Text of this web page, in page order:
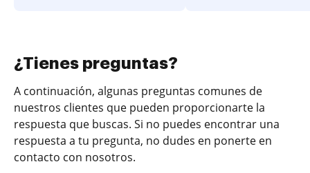
¿Tienes preguntas?
A continuación, algunas preguntas comunes de
nuestros clientes que pueden proporcionarte la
respuesta que buscas. Si no puedes encontrar una
respuesta a tu pregunta, no dudes en ponerte en
contacto con nosotros.